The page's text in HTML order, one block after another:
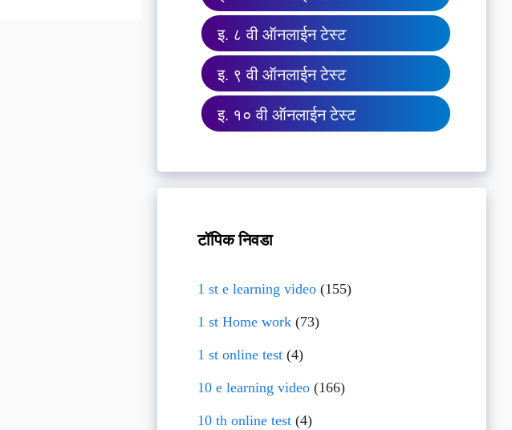
इ. ८ वी ऑनलाईन टेस्ट
इ. ९ वी ऑनलाईन टेस्ट
इ. १० वी ऑनलाईन टेस्ट
टॉपिक निवडा
1 st e learning video(155)
1 st Home work(73)
1 st online test(4)
10 e learning video(166)
10 th online test(4)